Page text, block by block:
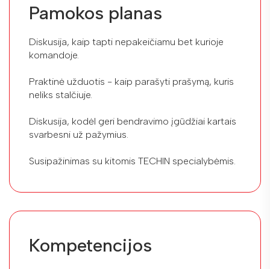
Pamokos planas
Diskusija, kaip tapti nepakeičiamu bet kurioje
komandoje.
Praktinė užduotis - kaip parašyti prašymą, kuris
neliks stalčiuje.
Diskusija, kodėl geri bendravimo įgūdžiai kartais
svarbesni už pažymius.
Susipažinimas su kitomis TECHIN specialybėmis.
Kompetencijos